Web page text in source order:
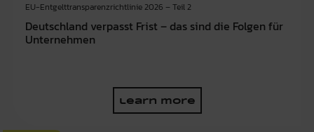
EU-Entgelttransparenzrichtlinie 2026 – Teil 2
Deutschland verpasst Frist – das sind die Folgen für
Unternehmen
learn more